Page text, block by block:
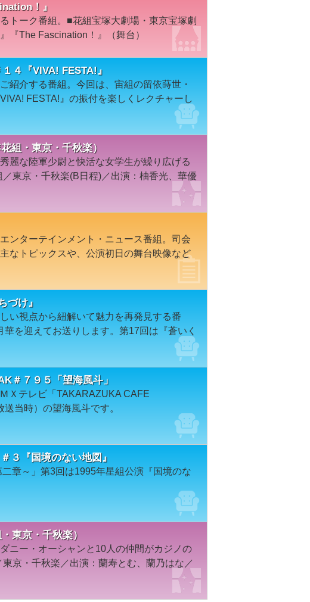
！』
トーク番組。■花組宝塚大劇場・東京宝塚劇
『The Fascination！』（舞台）
４『VIVA! FESTA!』
紹介する番組。今回は、宙組の留依蒔世・
FESTA!』の振付を楽しくレクチャーし
組・東京・千秋楽）
麗な陸軍少尉と快活な女学生が繰り広げる
東京・千秋楽(B日程)／出演：柚香光、華優
ンターテインメント・ニュース番組。司会
なトピックスや、公演初日の舞台映像など
づけ』
い視点から紐解いて魅力を再発見する番
を迎えてお送りします。第17回は『蒼いく
＃７９５「望海風斗」
Ｘテレビ「TAKARAZUKA CAFE
当時）の望海風斗です。
３『国境のない地図』
章～」第3回は1995年星組公演『国境のな
東京・千秋楽）
ニー・オーシャンと10人の仲間がカジノの
京・千秋楽／出演：蘭寿とむ、蘭乃はな／